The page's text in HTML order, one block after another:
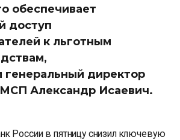
обеспечивает
доступ
к льготным
генеральный директор
Александр Исаевич.
России в пятницу снизил ключевую